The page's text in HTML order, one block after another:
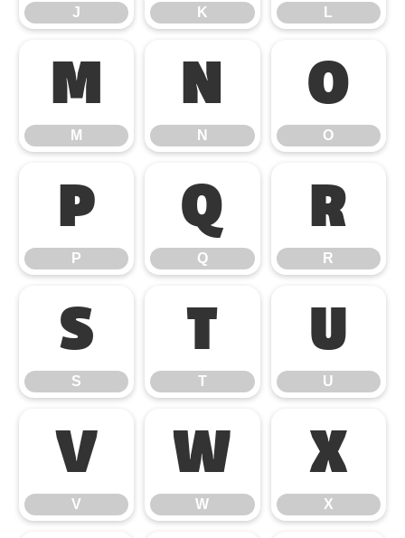
J K L
M
M
N
N
O
O
P
P
Q
Q
R
R
S
S
T
T
U
U
V
V
W
W
X
X